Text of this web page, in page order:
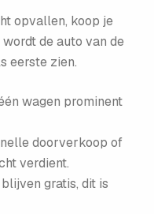
opvallen, koop je
de auto van de
eerste zien.
wagen prominent
doorverkoop of
verdient.
gratis, dit is